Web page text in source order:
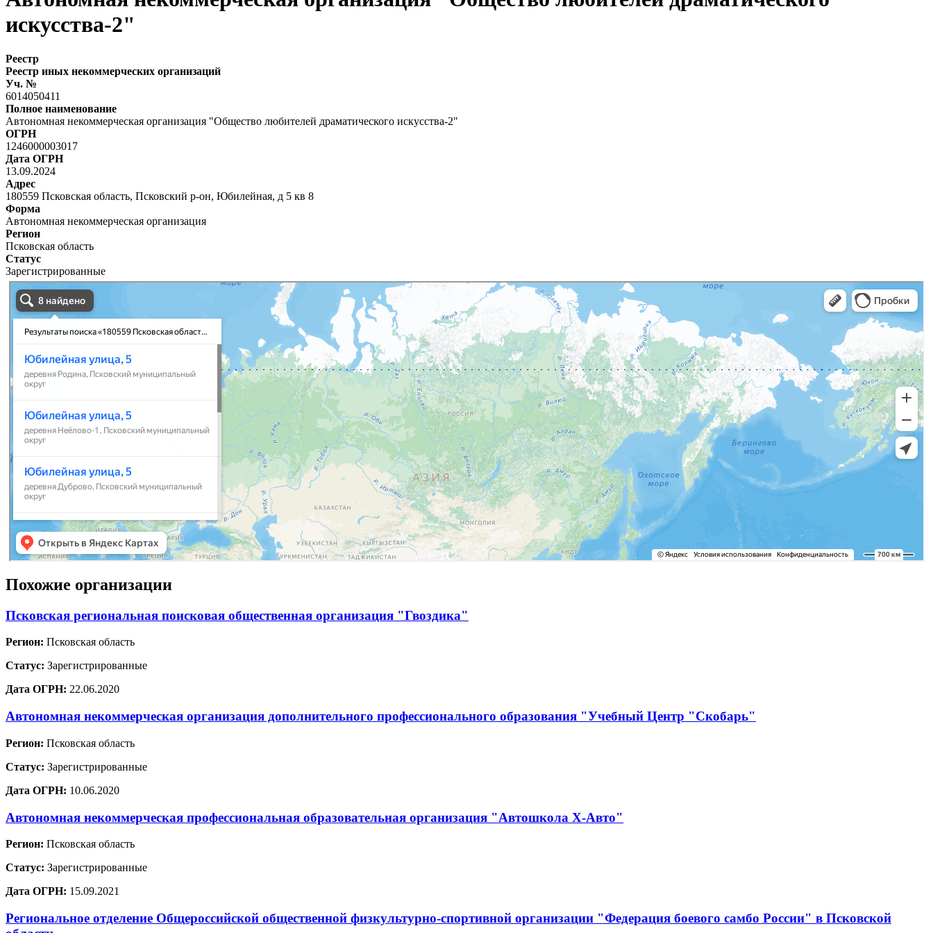
искусства-2"
Реестр
Реестр иных некоммерческих организаций
Уч. №
6014050411
Полное наименование
Автономная некоммерческая организация "Общество любителей драматического искусства-2"
ОГРН
1246000003017
Дата ОГРН
13.09.2024
Адрес
180559 Псковская область, Псковский р-он, Юбилейная, д 5 кв 8
Форма
Автономная некоммерческая организация
Регион
Псковская область
Статус
Зарегистрированные
Похожие организации
Псковская региональная поисковая общественная организация "Гвоздика"
Регион: Псковская область
Статус: Зарегистрированные
Дата ОГРН: 22.06.2020
Автономная некоммерческая организация дополнительного профессионального образования "Учебный Центр "Скобарь"
Регион: Псковская область
Статус: Зарегистрированные
Дата ОГРН: 10.06.2020
Автономная некоммерческая профессиональная образовательная организация "Автошкола Х-Авто"
Регион: Псковская область
Статус: Зарегистрированные
Дата ОГРН: 15.09.2021
Региональное отделение Общероссийской общественной физкультурно-спортивной организации "Федерация боевого самбо России" в Псковской